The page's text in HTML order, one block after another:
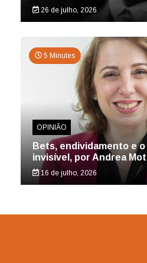
26 de julho, 2026
5 Minutes
OPINIÃO
Bets, endividamento e
invisível, por Andrea
16 de julho, 2026